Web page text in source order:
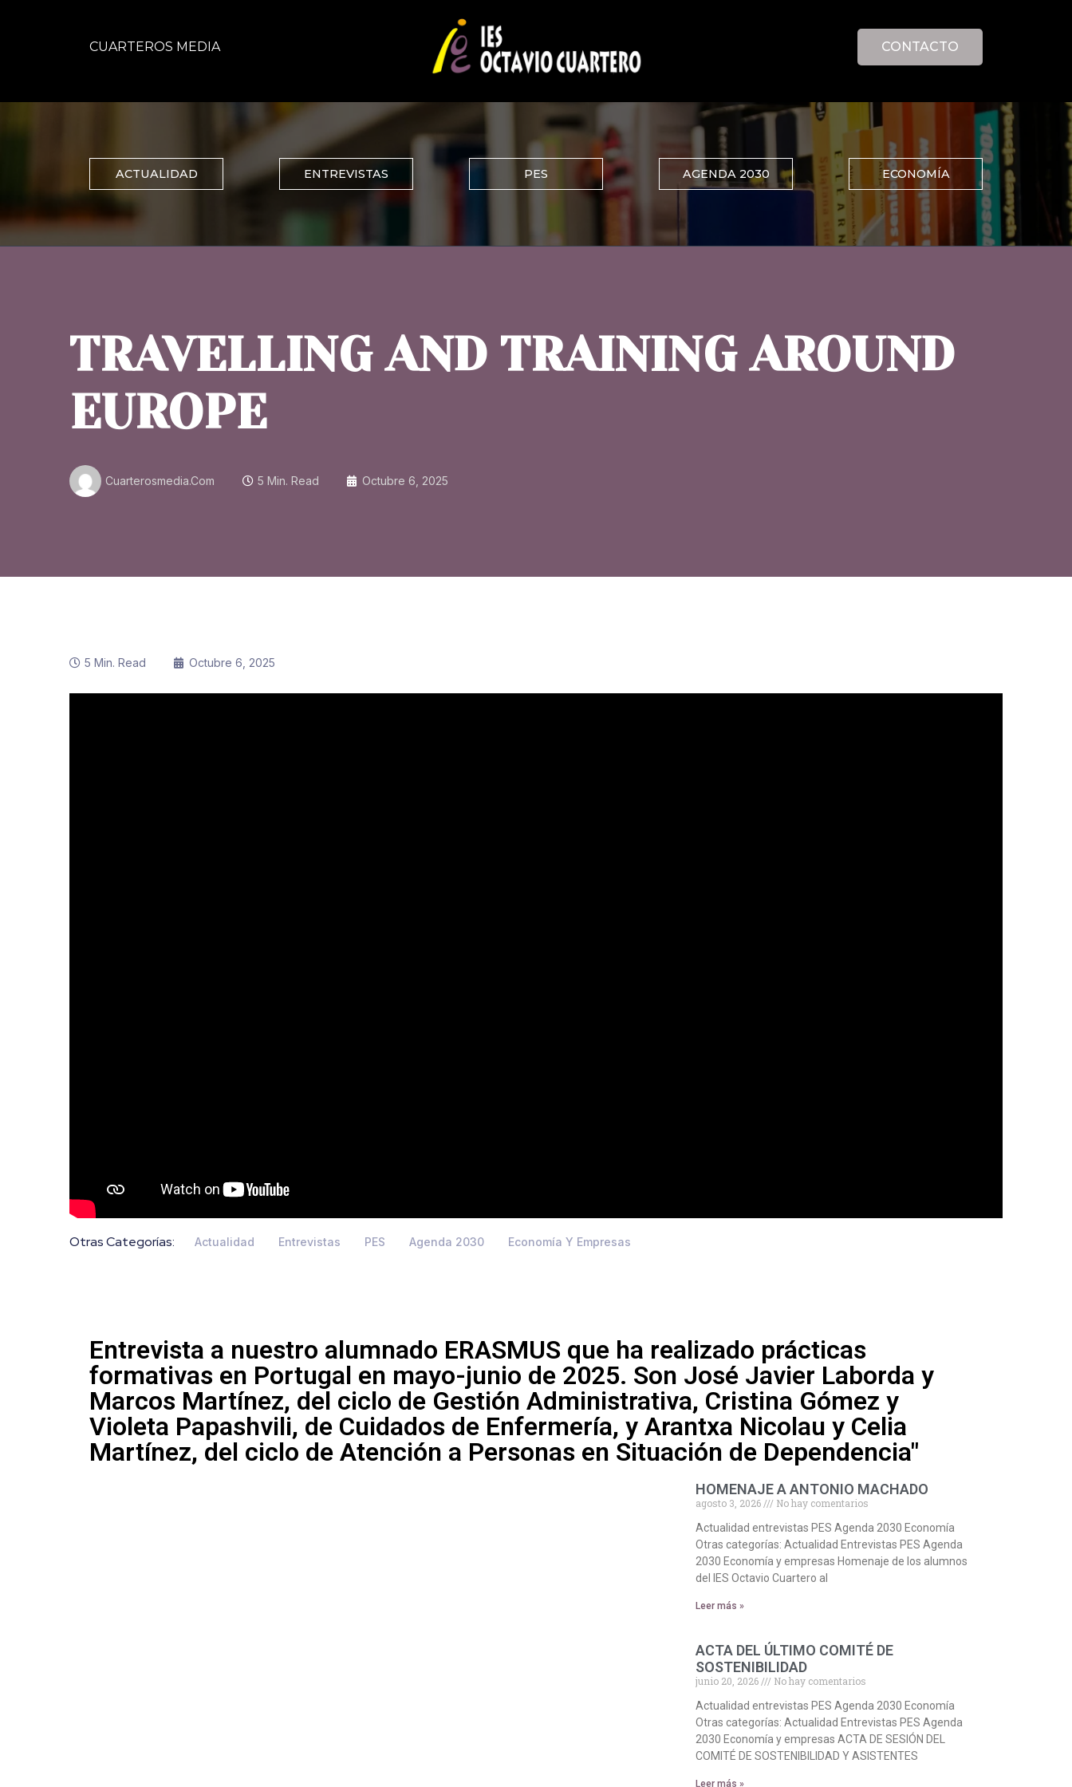
CUARTEROS MEDIA CONTACTO
ACTUALIDAD ENTREVISTAS PES AGENDA 2030 ECONOMÍA
TRAVELLING AND TRAINING AROUND
EUROPE
Cuarterosmedia.com 5 Min. Read Octubre 6, 2025
5 Min. Read Octubre 6, 2025
Otras Categorías: Actualidad Entrevistas PES Agenda 2030 Economía Y Empresas
Entrevista a nuestro alumnado ERASMUS que ha realizado prácticas
formativas en Portugal en mayo-junio de 2025. Son José Javier Laborda y
Marcos Martínez, del ciclo de Gestión Administrativa, Cristina Gómez y
Violeta Papashvili, de Cuidados de Enfermería, y Arantxa Nicolau y Celia
Martínez, del ciclo de Atención a Personas en Situación de Dependencia"
HOMENAJE A ANTONIO MACHADO
agosto 3, 2026
No hay comentarios
Actualidad entrevistas PES Agenda 2030 Economía
Otras categorías: Actualidad Entrevistas PES Agenda
2030 Economía y empresas Homenaje de los alumnos
del IES Octavio Cuartero al
Leer más »
ACTA DEL ÚLTIMO COMITÉ DE
SOSTENIBILIDAD
junio 20, 2026
No hay comentarios
Actualidad entrevistas PES Agenda 2030 Economía
Otras categorías: Actualidad Entrevistas PES Agenda
2030 Economía y empresas ACTA DE SESIÓN DEL
COMITÉ DE SOSTENIBILIDAD Y ASISTENTES
Leer más »